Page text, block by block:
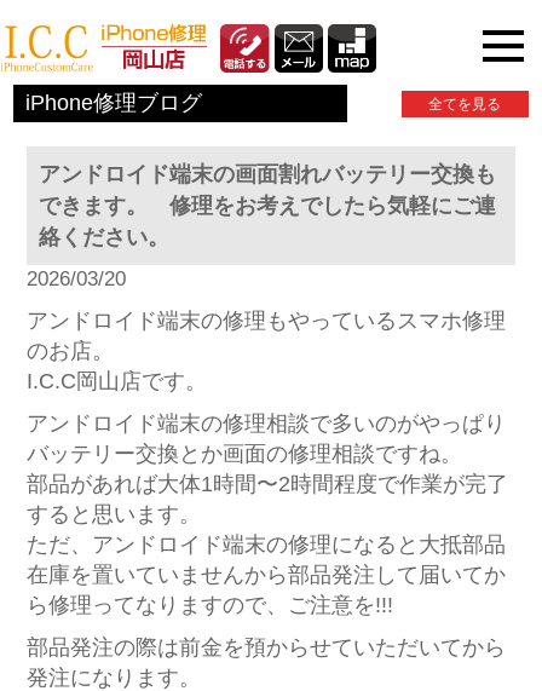
iPhone修理ブログ 全てを見る
アンドロイド端末の画面割れバッテリー交換も
できます。 修理をお考えでしたら気軽にご連
絡ください。
2026/03/20
アンドロイド端末の修理もやっているスマホ修理
のお店。
I.C.C岡山店です。
アンドロイド端末の修理相談で多いのがやっぱり
バッテリー交換とか画面の修理相談ですね。
部品があれば大体1時間〜2時間程度で作業が完了
すると思います。
ただ、アンドロイド端末の修理になると大抵部品
在庫を置いていませんから部品発注して届いてか
ら修理ってなりますので、ご注意を!!!
部品発注の際は前金を預からせていただいてから
発注になります。